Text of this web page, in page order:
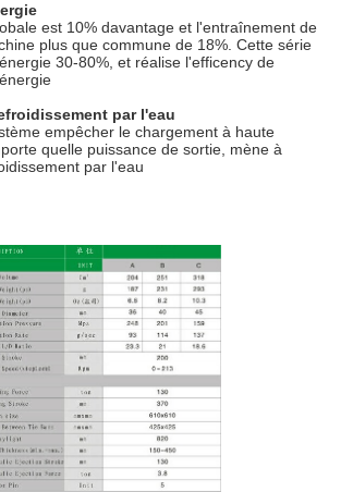
est 10% davantage et l'entraînement de
plus que commune de 18%. Cette série
30-80%, et réalise l'efficency de
par l'eau
empêcher le chargement à haute
quelle puissance de sortie, mène à
par l'eau